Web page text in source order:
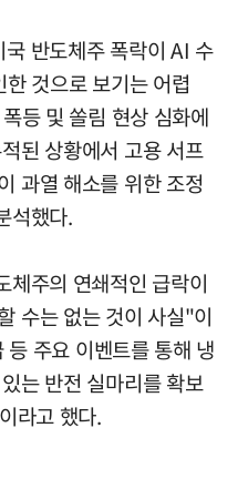
반도체주 폭락이 AI 수
것으로 보기는 어렵
등 및 쏠림 현상 심화에
된 상황에서 고용 서프
과열 해소를 위한 조정
석했다.
체주의 연쇄적인 급락이
수는 없는 것이 사실"이
주요 이벤트를 통해 냉
는 반전 실마리를 확보
라고 했다.